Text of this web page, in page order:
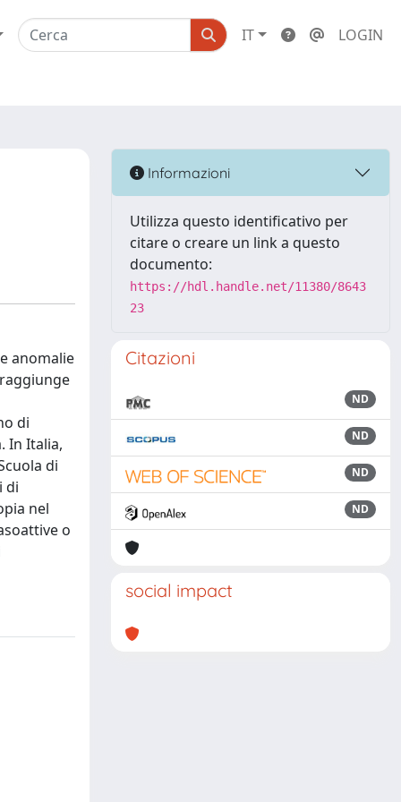
IT LOGIN
anomalie
di
In Italia,
di
di
nel
o
Informazioni
Utilizza questo identificativo per
citare o creare un link a questo
documento:
https://hdl.handle.net/11380/8643
23
Citazioni
ND
ND
ND
ND
social impact